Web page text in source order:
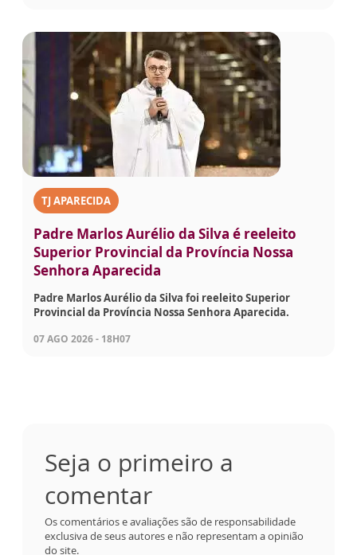
TJ APARECIDA
Padre Marlos Aurélio da Silva é reeleito
Superior Provincial da Província Nossa
Senhora Aparecida
Padre Marlos Aurélio da Silva foi reeleito Superior
Provincial da Província Nossa Senhora Aparecida.
07 AGO 2026 - 18H07
Seja o primeiro a
comentar
Os comentários e avaliações são de responsabilidade
exclusiva de seus autores e não representam a opinião
do site.